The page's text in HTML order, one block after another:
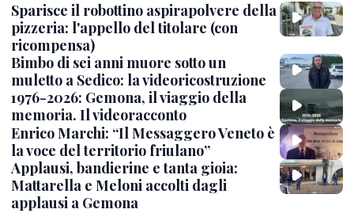
Sparisce il robottino aspirapolvere della
pizzeria: l'appello del titolare (con
ricompensa)
Bimbo di sei anni muore sotto un
muletto a Sedico: la videoricostruzione
1976-2026: Gemona, il viaggio della
memoria. Il videoracconto
Enrico Marchi: “Il Messaggero Veneto è
la voce del territorio friulano”
Applausi, bandierine e tanta gioia:
Mattarella e Meloni accolti dagli
applausi a Gemona